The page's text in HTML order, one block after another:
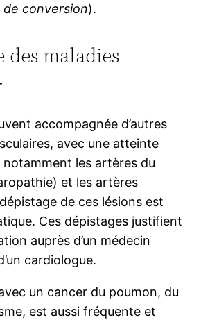
de conversion).
des maladies
accompagnée d’autres
avec une atteinte
notamment les artères du
et les artères
de ces lésions est
Ces dépistages justifient
auprès d’un médecin
cardiologue.
un cancer du poumon, du
est aussi fréquente et